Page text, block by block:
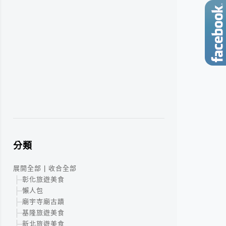
分類
展開全部
收合全部
彰化旅遊美食
懶人包
廟宇寺廟古蹟
基隆旅遊美食
新北旅遊美食